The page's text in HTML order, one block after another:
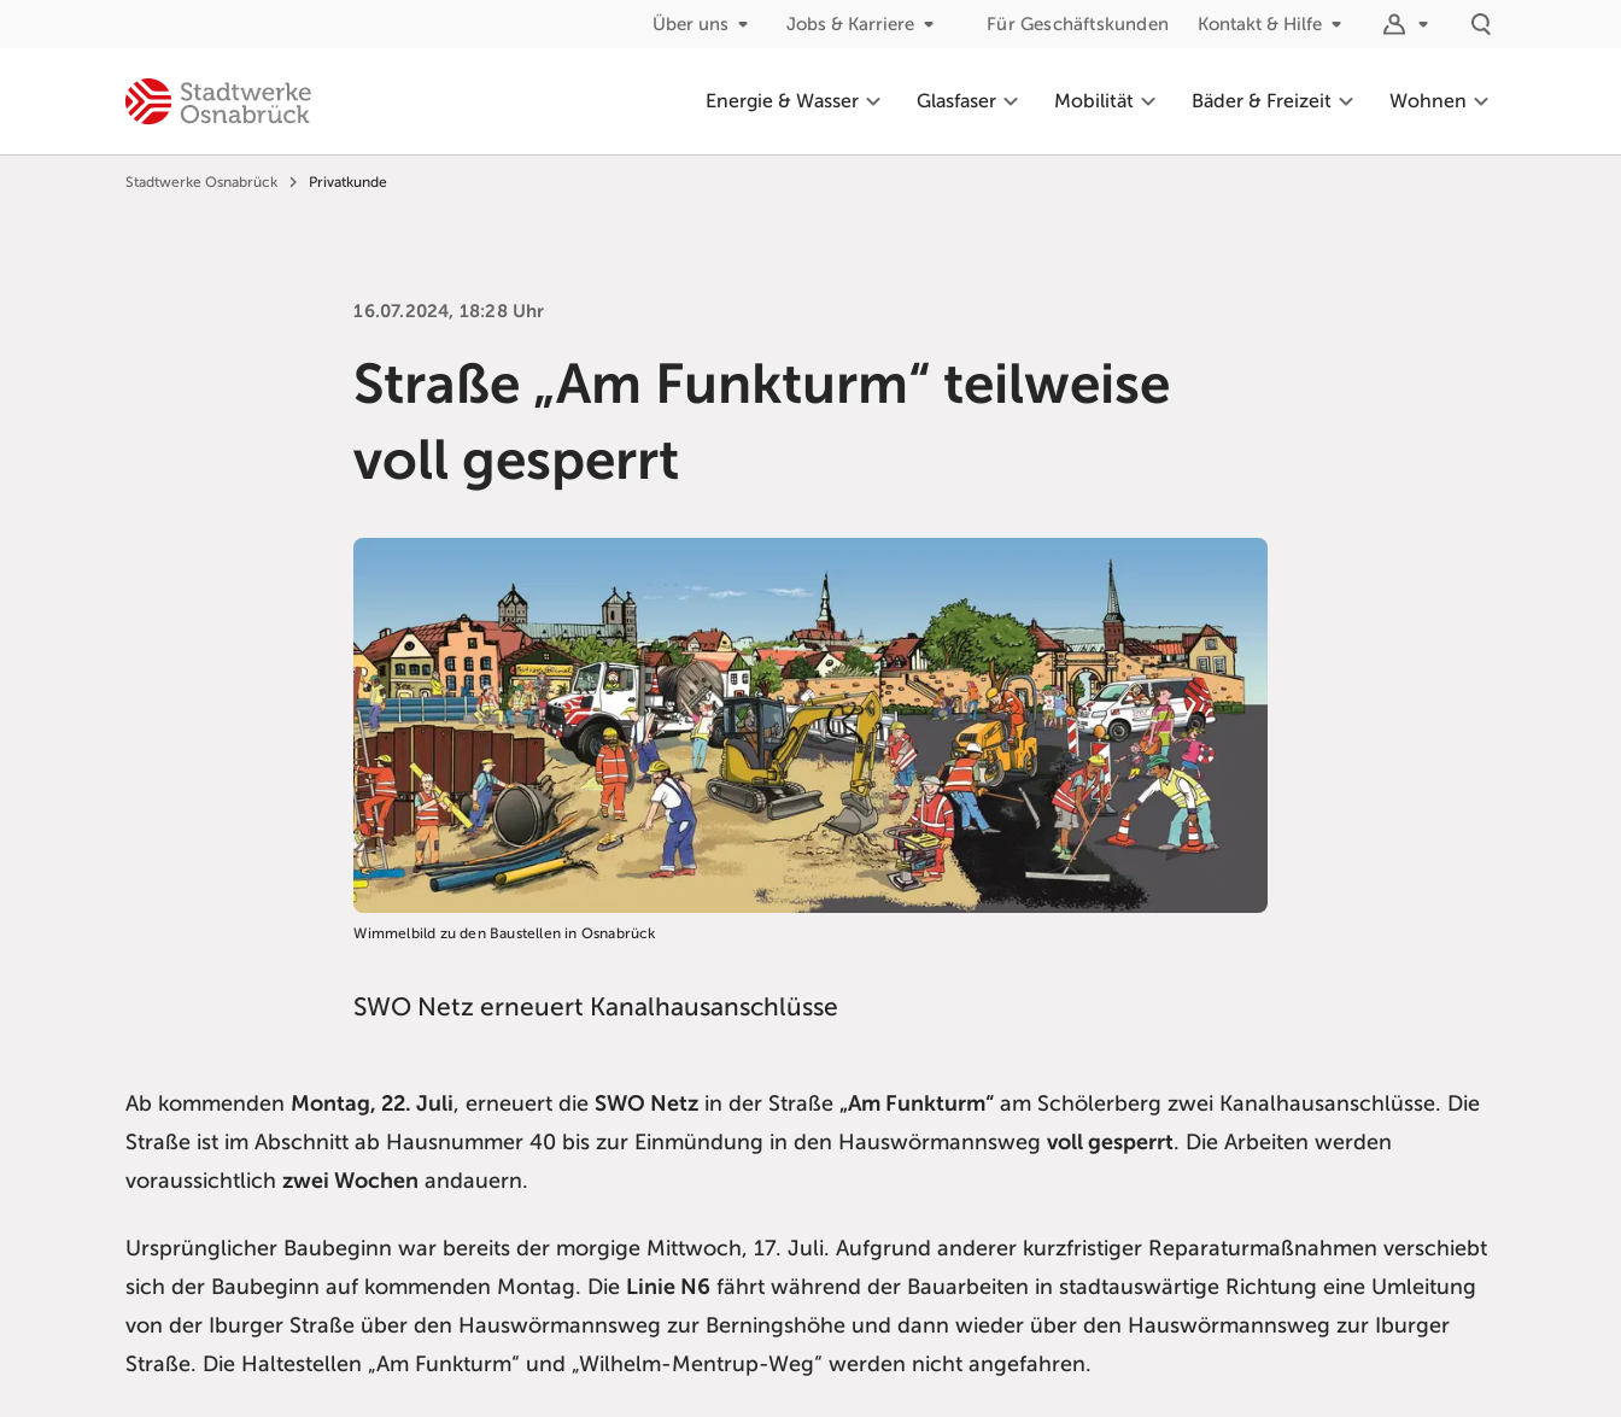
Über uns Jobs & Karriere Für Geschäftskunden Kontakt & Hilfe
Energie & Wasser Glasfaser Mobilität Bäder & Freizeit Wohnen
Stadtwerke Osnabrück Privatkunde
16.07.2024, 18:28 Uhr
Straße „Am Funkturm“ teilweise
voll gesperrt
Wimmelbild zu den Baustellen in Osnabrück
SWO Netz erneuert Kanalhausanschlüsse
Ab kommenden Montag, 22. Juli, erneuert die SWO Netz in der Straße „Am Funkturm“ am Schölerberg zwei Kanalhausanschlüsse. Die
Straße ist im Abschnitt ab Hausnummer 40 bis zur Einmündung in den Hauswörmannsweg voll gesperrt. Die Arbeiten werden
voraussichtlich zwei Wochen andauern.
Ursprünglicher Baubeginn war bereits der morgige Mittwoch, 17. Juli. Aufgrund anderer kurzfristiger Reparaturmaßnahmen verschiebt
sich der Baubeginn auf kommenden Montag. Die Linie N6 fährt während der Bauarbeiten in stadtauswärtige Richtung eine Umleitung
von der Iburger Straße über den Hauswörmannsweg zur Berningshöhe und dann wieder über den Hauswörmannsweg zur Iburger
Straße. Die Haltestellen „Am Funkturm“ und „Wilhelm-Mentrup-Weg“ werden nicht angefahren.